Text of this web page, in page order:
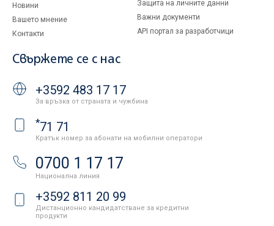
Новини
Вашето мнение
Контакти
Защита на личните данни
Важни документи
API портал за разработчици
Свържете се с нас
+3592 483 17 17
За връзка от страната и чужбина
*71 71
Кратък номер за абонати на мобилни оператори
0700 1 17 17
Национална линия
+3592 811 20 99
Дистанционно кандидатстване за кредитни
продукти